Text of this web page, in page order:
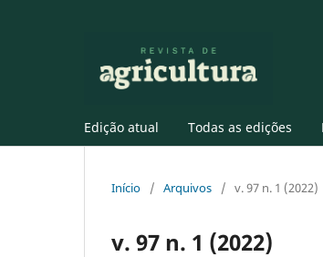
Edição atual Todas as edições
Início / Arquivos / v. 97 n. 1 (2022)
v. 97 n. 1 (2022)